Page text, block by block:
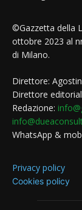
©Gazzetta della
ottobre 2023 al
di Milano.
Direttore:
Direttore
Redazione:
WhatsApp &
Privacy policy
Cookies policy